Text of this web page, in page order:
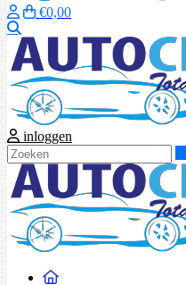
€0,00
inloggen